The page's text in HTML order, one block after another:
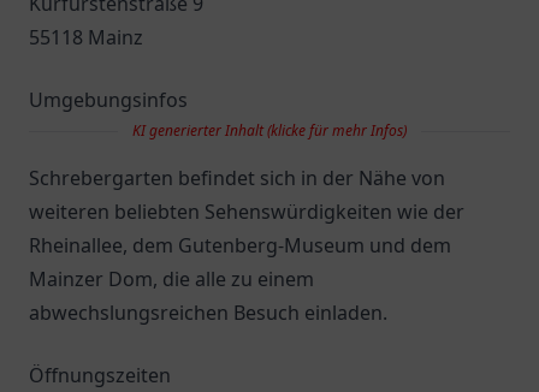
55118 Mainz
Umgebungsinfos
KI generierter Inhalt (klicke für mehr Infos)
Schrebergarten befindet sich in der Nähe von
weiteren beliebten Sehenswürdigkeiten wie der
Rheinallee, dem Gutenberg-Museum und dem
Mainzer Dom, die alle zu einem
abwechslungsreichen Besuch einladen.
Öffnungszeiten